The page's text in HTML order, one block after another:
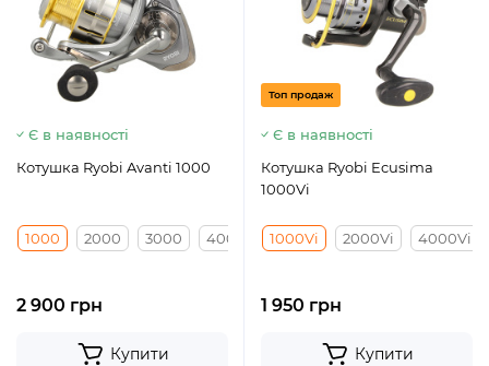
Є в наявності
Котушка Ryobi Avanti 1000
1000 2000 3000 4000
2 900 грн
Купити
Топ продаж
Є в наявності
Котушка Ryobi Ecusima
1000Vi
1000Vi 2000Vi 4000Vi
1 950 грн
Купити